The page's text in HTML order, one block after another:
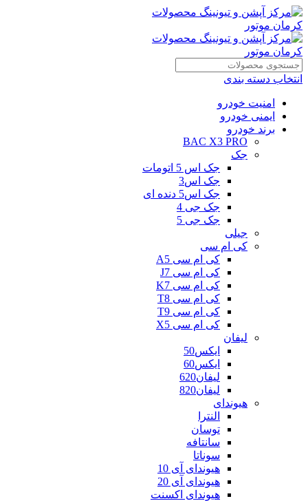
انتخاب دسته بندی
امنیت خودرو
ایمنی خودرو
برند خودرو
BAC X3 PRO
جک
جک اس 5 اتومات
جک اس3
جک اس5 دنده ای
جک جی 4
جک جی 5
جیلی
کی ام سی
کی ام سی A5
کی ام سی J7
کی ام سی K7
کی ام سی T8
کی ام سی T9
کی ام سی X5
لیفان
ایکس50
ایکس60
لیفان620
لیفان820
هیوندای
النترا
توسان
سانتافه
سوناتا
هیوندای آی 10
هیوندای آی 20
هیوندای اکسنت